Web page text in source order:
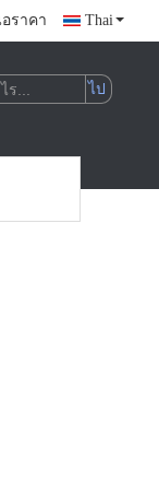
ราคา Thai